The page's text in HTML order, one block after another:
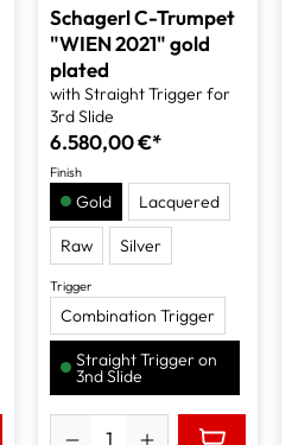
Schagerl C-Trumpet
"WIEN 2021" gold
plated
with Straight Trigger for
3rd Slide
6.580,00 €*
Finish
Gold Lacquered
Raw Silver
Trigger
Combination Trigger
Straight Trigger on
3nd Slide